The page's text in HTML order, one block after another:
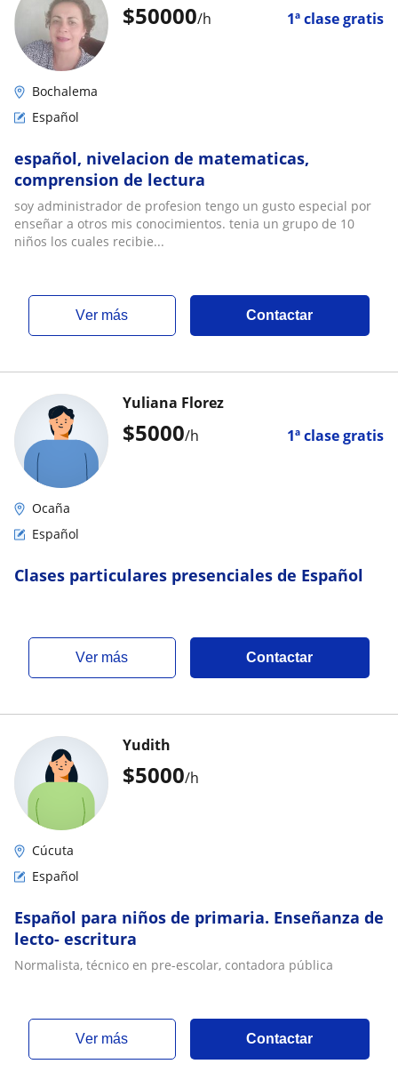
$50000/h 1ª clase gratis
Bochalema
Español
español, nivelacion de matematicas,
comprension de lectura
soy administrador de profesion tengo un gusto especial por
enseñar a otros mis conocimientos. tenia un grupo de 10
niños los cuales recibie...
ver más Contactar
$5000/h 1ª clase gratis
Yuliana Florez
Ocaña
Español
Clases particulares presenciales de Español
ver más Contactar
$5000/h
Yudith
Cúcuta
Español
Español para niños de primaria. Enseñanza de
lecto- escritura
Normalista, técnico en pre-escolar, contadora pública
ver más Contactar